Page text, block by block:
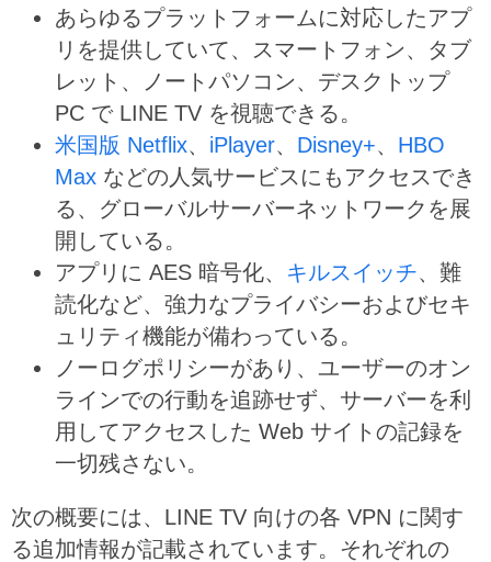
あらゆるプラットフォームに対応したアプ
リを提供していて、スマートフォン、タブ
レット、ノートパソコン、デスクトップ
PC で LINE TV を視聴できる。
米国版 Netflix、 iPlayer、 Disney+、 HBO
Max などの人気サービスにもアクセスでき
る、グローバルサーバーネットワークを展
開している。
アプリに AES 暗号化、 キルスイッチ、難
読化など、強力なプライバシーおよびセキ
ュリティ機能が備わっている。
ノーログポリシーがあり、ユーザーのオン
ラインでの行動を追跡せず、サーバーを利
用してアクセスした Web サイトの記録を
一切残さない。
次の概要には、LINE TV 向けの各 VPN に関す
る追加情報が記載されています。それぞれの